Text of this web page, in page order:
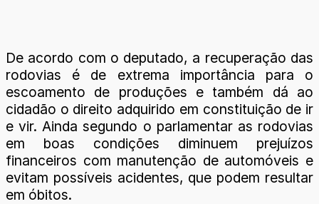
De acordo com o deputado, a recuperação das
rodovias é de extrema importância para o
escoamento de produções e também dá ao
cidadão o direito adquirido em constituição de ir
e vir. Ainda segundo o parlamentar as rodovias
em boas condições diminuem prejuízos
financeiros com manutenção de automóveis e
evitam possíveis acidentes, que podem resultar
em óbitos.